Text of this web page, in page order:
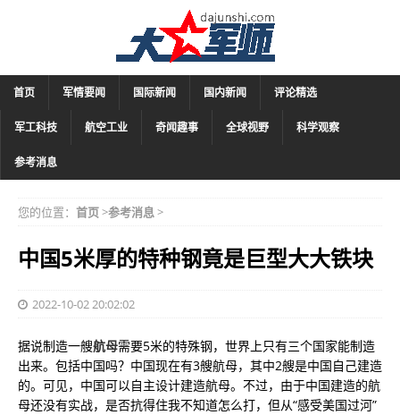
首页 军情要闻 国际新闻 国内新闻 评论精选
军工科技 航空工业 奇闻趣事 全球视野 科学观察
参考消息
您的位置： 首页>参考消息>
中国5米厚的特种钢竟是巨型大大铁块
2022-10-02 20:02:02
据说制造一艘航母需要5米的特殊钢，世界上只有三个国家能制造
出来。包括中国吗？中国现在有3艘航母，其中2艘是中国自己建造
的。可见，中国可以自主设计建造航母。不过，由于中国建造的航
母还没有实战，是否抗得住我不知道怎么打，但从“感受美国过河”